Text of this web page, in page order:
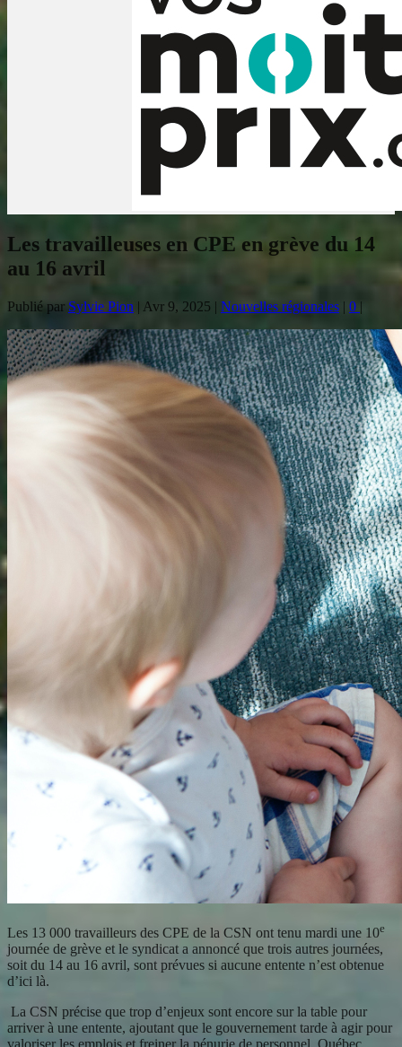
Les travailleuses en CPE en grève du 14
au 16 avril
Publié par Sylvie Pion | Avr 9, 2025 | Nouvelles régionales | 0 |
Les 13 000 travailleurs des CPE de la CSN ont tenu mardi une 10e
journée de grève et le syndicat a annoncé que trois autres journées,
soit du 14 au 16 avril, sont prévues si aucune entente n’est obtenue
d’ici là.
La CSN précise que trop d’enjeux sont encore sur la table pour
arriver à une entente, ajoutant que le gouvernement tarde à agir pour